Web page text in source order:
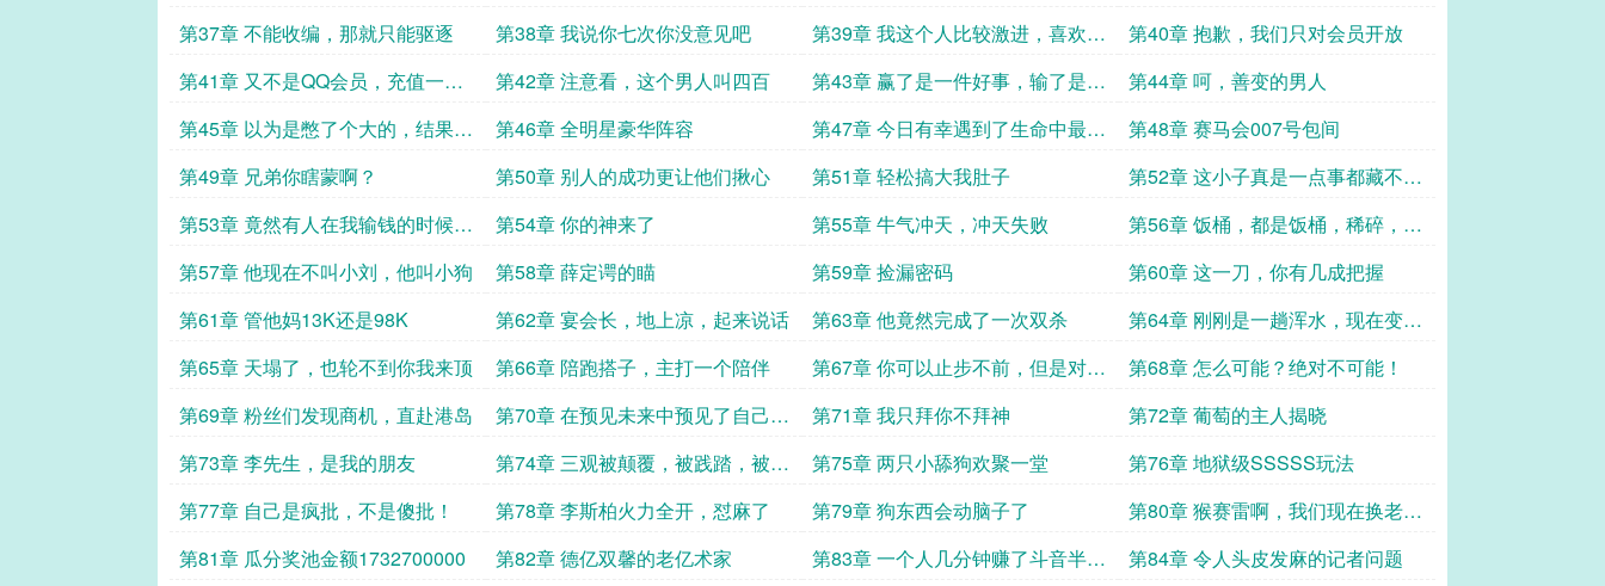
第37章 不能收编，那就只能驱逐
第38章 我说你七次你没意见吧
第39章 我这个人比较激进，喜欢刺
激的
第40章 抱歉，我们只对会员开放
第41章 又不是QQ会员，充值一点
就是了
第42章 注意看，这个男人叫四百
第43章 赢了是一件好事，输了是做
一件好事
第44章 呵，善变的男人
第45章 以为是憋了个大的，结果憋
了个臭的
第46章 全明星豪华阵容
第47章 今日有幸遇到了生命中最重
要的人
第48章 赛马会007号包间
第49章 兄弟你瞎蒙啊？
第50章 别人的成功更让他们揪心 第51章 轻松搞大我肚子
第52章 这小子真是一点事都藏不住
啊
第53章 竟然有人在我输钱的时候赢
钱？
第54章 你的神来了 第55章 牛气冲天，冲天失败
第56章 饭桶，都是饭桶，稀碎，全
是稀碎
第57章 他现在不叫小刘，他叫小狗 第58章 薛定谔的瞄 第59章 捡漏密码
第60章 这一刀，你有几成把握
第61章 管他妈13K还是98K
第62章 宴会长，地上凉，起来说话 第63章 他竟然完成了一次双杀
第64章 刚刚是一趟浑水，现在变成
两趟了
第65章 天塌了，也轮不到你我来顶 第66章 陪跑搭子，主打一个陪伴
第67章 你可以止步不前，但是对手
不会为你等待
第68章 怎么可能？绝对不可能！
第69章 粉丝们发现商机，直赴港岛
第70章 在预见未来中预见了自己的
预见未来系统升级了
第71章 我只拜你不拜神
第72章 葡萄的主人揭晓
第73章 李先生，是我的朋友
第74章 三观被颠覆，被践踏，被蹂
躏，直至稀碎
第75章 两只小舔狗欢聚一堂
第76章 地狱级SSSSS玩法
第77章 自己是疯批，不是傻批！
第78章 李斯柏火力全开，怼麻了 第79章 狗东西会动脑子了
第80章 猴赛雷啊，我们现在换老大
还来得及吗
第81章 瓜分奖池金额1732700000 第82章 德亿双馨的老亿术家
第83章 一个人几分钟赚了斗音半个
第84章 令人头皮发麻的记者问题